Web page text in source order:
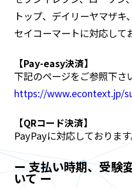
トップ、デイリーヤマザキ
セイコーマートに対応して
【Pay-easy決済】
下記のページをご参照下さ
https://www.econtext.jp/
【QRコード決済】
PayPayに対応しております
ー 支払い時期、受験
いて ー